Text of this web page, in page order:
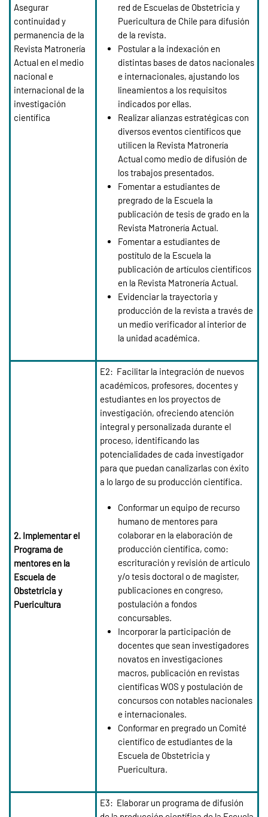
Asegurar
continuidad y
permanencia de la
Revista Matronería
Actual en el medio
nacional e
internacional de la
investigación
científica
red de Escuelas de Obstetricia y
Puericultura de Chile para difusión
de la revista.
Postular a la indexación en
distintas bases de datos nacionales
e internacionales, ajustando los
lineamientos a los requisitos
indicados por ellas.
Realizar alianzas estratégicas con
diversos eventos científicos que
utilicen la Revista Matronería
Actual como medio de difusión de
los trabajos presentados.
Fomentar a estudiantes de
pregrado de la Escuela la
publicación de tesis de grado en la
Revista Matronería Actual.
Fomentar a estudiantes de
postítulo de la Escuela la
publicación de artículos científicos
en la Revista Matronería Actual.
Evidenciar la trayectoria y
producción de la revista a través de
un medio verificador al interior de
la unidad académica.
2. Implementar el
Programa de
mentores en la
Escuela de
Obstetricia y
Puericultura
E2: Facilitar la integración de nuevos
académicos, profesores, docentes y
estudiantes en los proyectos de
investigación, ofreciendo atención
integral y personalizada durante el
proceso, identificando las
potencialidades de cada investigador
para que puedan canalizarlas con éxito
a lo largo de su producción científica.
Conformar un equipo de recurso
humano de mentores para
colaborar en la elaboración de
producción científica, como:
escrituración y revisión de articulo
y/o tesis doctoral o de magister,
publicaciones en congreso,
postulación a fondos
concursables.
Incorporar la participación de
docentes que sean investigadores
novatos en investigaciones
macros, publicación en revistas
científicas WOS y postulación de
concursos con notables nacionales
e internacionales.
Conformar en pregrado un Comité
científico de estudiantes de la
Escuela de Obstetricia y
Puericultura.
E3: Elaborar un programa de difusión